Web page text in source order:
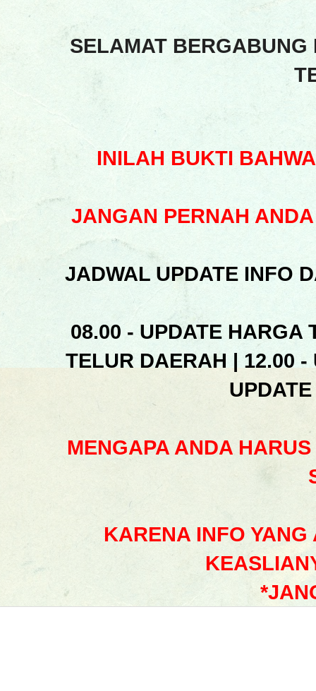
SELAMAT
INILAH BUKTI
JANGAN PERNAH
JADWAL UPDATE INFO
08.00 - UPDATE HARGA
TELUR DAERAH | 12.00
MENGAPA ANDA
KARENA INFO